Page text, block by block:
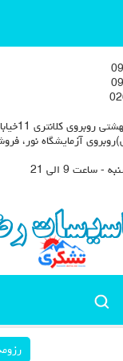
کرج - خیابان
آزمایشگاه نور،
ساعت 9 الی 21